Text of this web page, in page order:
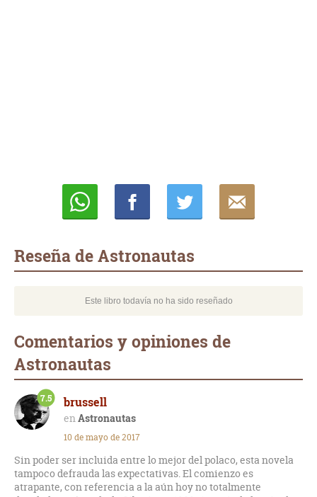
Reseña de Astronautas
Este libro todavía no ha sido reseñado
Comentarios y opiniones de
Astronautas
brussell
Astronautas
7.5
10 de mayo de 2017
Sin poder ser incluida entre lo mejor del polaco, esta novela
tampoco defrauda las expectativas. El comienzo es
atrapante, con referencia a la aún hoy no totalmente